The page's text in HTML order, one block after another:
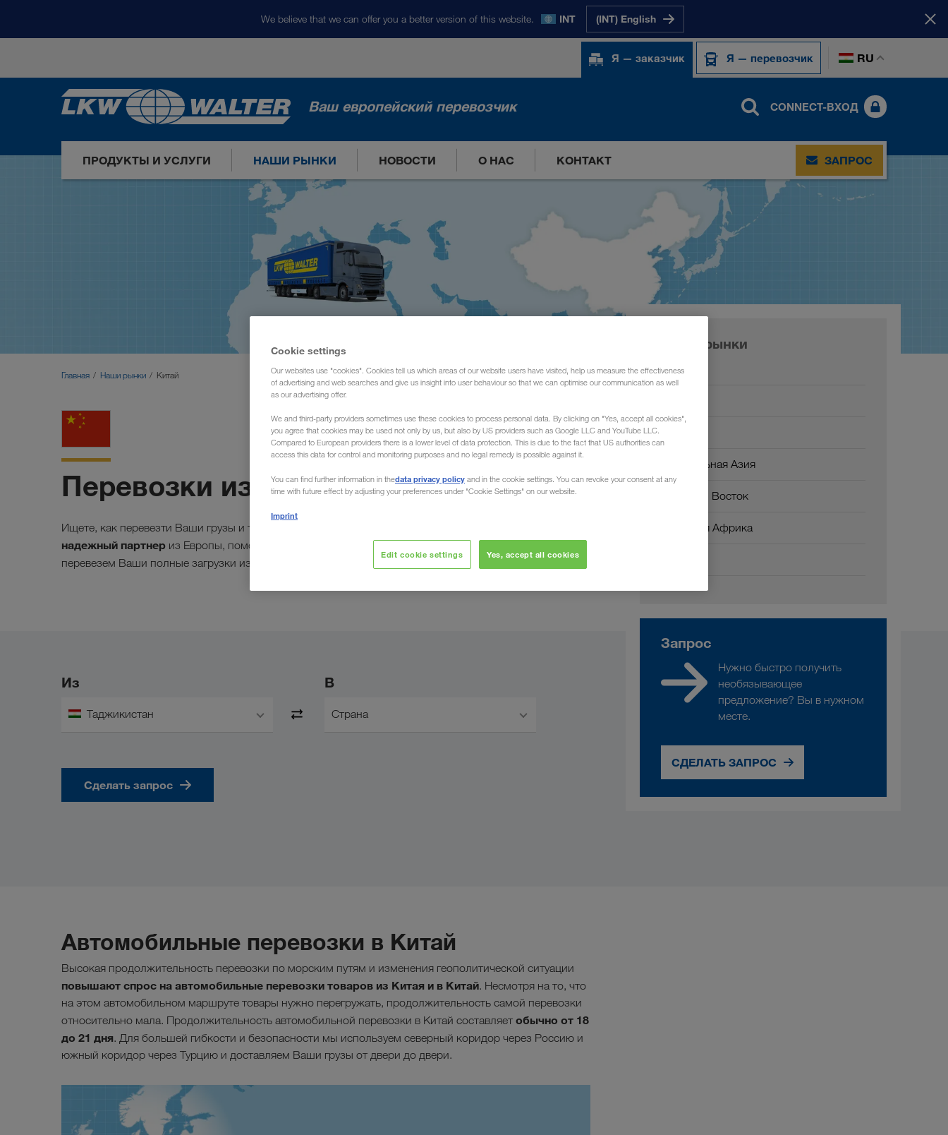
We believe that we can offer you a better version of this website. INT (INT) English
Я — заказчик Я — перевозчик RU
Ваш европейский перевозчик CONNECT-ВХОД
ПРОДУКТЫ И УСЛУГИ НАШИ РЫНКИ НОВОСТИ О НАС КОНТАКТ ЗАПРОС
Главная Наши рынки Китай
Перевозки из Китая/в Китай
Ищете, как перевезти Ваши грузы и товары из Китая и в Китай? Компания
надежный партнер из Европы, поможет Вам. Как транспортно-экспедиционная компания мы
перевезем Ваши полные загрузки из таких
европейских стран, как Германия, в Китай и обратно
Из
Таджикистан
В
Страна
Сделать запрос
Автомобильные перевозки в Китай
Высокая продолжительность перевозки по морским путям и изменения геополитической ситуации
повышают спрос на автомобильные перевозки товаров из Китая и в Китай. Несмотря на то, что
на этом автомобильном маршруте товары нужно перегружать, продолжительность самой перевозки
относительно мала. Продолжительность автомобильной перевозки в Китай составляет обычно от 18
до 21 дня. Для большей гибкости и безопасности мы используем северный коридор через Россию и
южный коридор через Турцию и доставляем Ваши грузы от двери до двери.
Наши рынки
Европа
Центральная Азия
Ближний Восток
Северная Африка
Запрос
Нужно быстро получить
необязывающее
предложение? Вы в нужном
месте.
СДЕЛАТЬ ЗАПРОС
Cookie settings
Our websites use "cookies". Cookies tell us which areas of our website users have visited, help us measure the effectiveness
of advertising and web searches and give us insight into user behaviour so that we can optimise our communication as well
as our advertising offer.
We and third-party providers sometimes use these cookies to process personal data. By clicking on "Yes, accept all cookies",
you agree that cookies may be used not only by us, but also by US providers such as Google LLC and YouTube LLC.
Compared to European providers there is a lower level of data protection. This is due to the fact that US authorities can
access this data for control and monitoring purposes and no legal remedy is possible against it.
You can find further information in thedata privacy policy and in the cookie settings. You can revoke your consent at any
time with future effect by adjusting your preferences under "Cookie Settings" on our website.
Imprint
Edit cookie settings Yes, accept all cookies